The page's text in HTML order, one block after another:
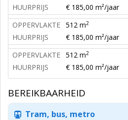
HUURPRIJS
€ 185,00 m²/jaar
OPPERVLAKTE 512 m2
HUURPRIJS
€ 185,00 m²/jaar
OPPERVLAKTE 512 m2
HUURPRIJS € 185,00 m²/jaar
BEREIKBAARHEID
Tram, bus, metro